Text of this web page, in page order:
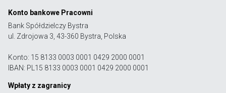
Konto bankowe Pracowni
Bank Spółdzielczy Bystra
ul. Zdrojowa 3, 43-360 Bystra, Polska
Konto: 15 8133 0003 0001 0429 2000 0001
IBAN: PL15 8133 0003 0001 0429 2000 0001
Wpłaty z zagranicy